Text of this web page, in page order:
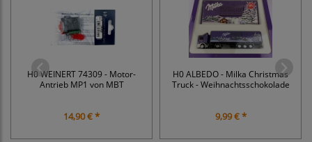
H0 WEINERT 74309 - Motor-
Antrieb MP1 von MBT
14,90 € *
H0 ALBEDO - Milka Christmas
Truck - Weihnachtsschokolade
9,99 € *